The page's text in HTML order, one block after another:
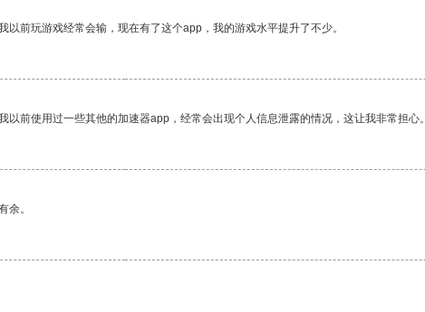
前玩游戏经常会输，现在有了这个app，我的游戏水平提升了不少。
前使用过一些其他的加速器app，经常会出现个人信息泄露的情况，这让我非常担心。
余。